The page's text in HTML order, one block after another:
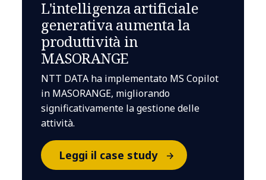
L'intelligenza artificiale
generativa aumenta la
produttività in
MASORANGE
NTT DATA ha implementato MS Copilot
in MASORANGE, migliorando
significativamente la gestione delle
attività.
Leggi il case study